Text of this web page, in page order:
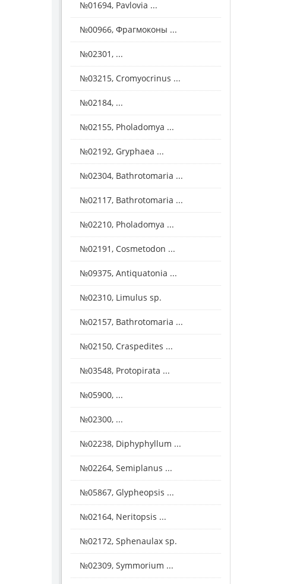
№01694, Pavlovia ...
№00966, Фрагмоконы ...
№02301, ...
№03215, Cromyocrinus ...
№02184, ...
№02155, Pholadomya ...
№02192, Gryphaea ...
№02304, Bathrotomaria ...
№02117, Bathrotomaria ...
№02210, Pholadomya ...
№02191, Cosmetodon ...
№09375, Antiquatonia ...
№02310, Limulus sp.
№02157, Bathrotomaria ...
№02150, Craspedites ...
№03548, Protopirata ...
№05900, ...
№02300, ...
№02238, Diphyphyllum ...
№02264, Semiplanus ...
№05867, Glypheopsis ...
№02164, Neritopsis ...
№02172, Sphenaulax sp.
№02309, Symmorium ...